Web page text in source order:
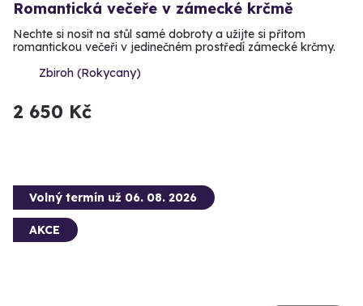
Romantická večeře v zámecké krčmě
Nechte si nosit na stůl samé dobroty a užijte si přitom
romantickou večeři v jedinečném prostředí zámecké krčmy.
Zbiroh (Rokycany)
2 650 Kč
Volný termín už 06. 08. 2026
AKCE